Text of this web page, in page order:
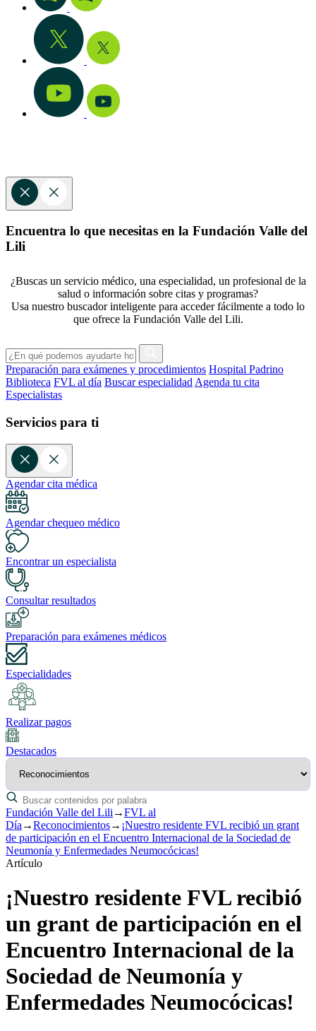
Encuentra lo que necesitas en la Fundación Valle del
Lili
¿Buscas un servicio médico, una especialidad, un profesional de la
salud o información sobre citas y programas?
Usa nuestro buscador inteligente para acceder fácilmente a todo lo
que ofrece la Fundación Valle del Lili.
Preparación para exámenes y procedimientos Hospital Padrino
Biblioteca FVL al día Buscar especialidad Agenda tu cita
Especialistas
Servicios para ti
Agendar cita médica
Agendar chequeo médico
Encontrar un especialista
Consultar resultados
Preparación para exámenes médicos
Especialidades
Realizar pagos
Destacados
Fundación Valle del Lili →FVL al
Día →Reconocimientos→ ¡Nuestro residente FVL recibió un grant
de participación en el Encuentro Internacional de la Sociedad de
Neumonía y Enfermedades Neumocócicas!
Artículo
¡Nuestro residente FVL recibió
un grant de participación en el
Encuentro Internacional de la
Sociedad de Neumonía y
Enfermedades Neumocócicas!